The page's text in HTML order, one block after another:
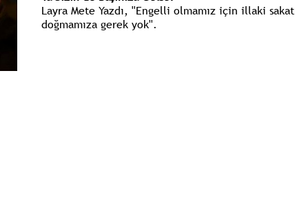
Layra Mete Yazdı, ''Engelli olmamız için illaki sakat
doğmamıza gerek yok''.